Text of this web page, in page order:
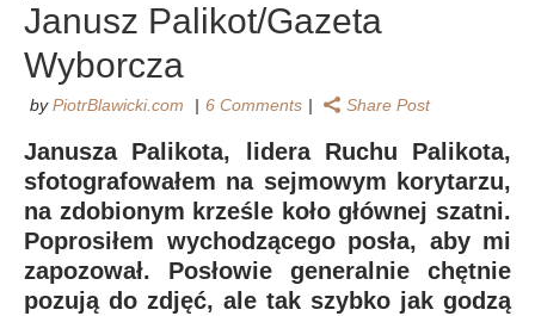
Janusz Palikot/Gazeta
Wyborcza
byPiotrBlawicki.com 6 Comments Share Post
Janusza Palikota, lidera Ruchu Palikota,
sfotografowałem na sejmowym korytarzu,
na zdobionym krześle koło głównej szatni.
Poprosiłem wychodzącego posła, aby mi
zapozował. Posłowie generalnie chętnie
pozują do zdjęć, ale tak szybko jak godzą